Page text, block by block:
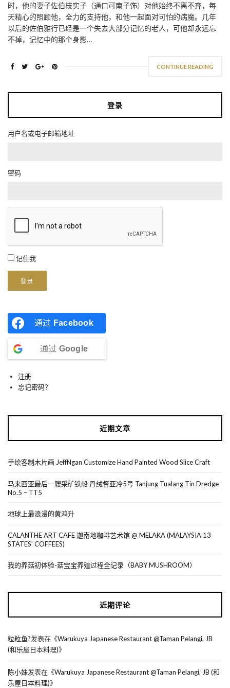
时，他的妻子佐伯枝实子（通口可南子饰）对他始终不离不弃，每
天精心的照顾他，全力的支持他，和他一起面对可怕的病魔。几年
以后的佐伯雅行已经是一个失去大部分记忆的老人，可他却永远忘
不掉，记忆中的那个身影…
CONTINUE READING
登录
用户名或电子邮箱地址
密码
记住我
登录
通过 Facebook
通过 Google
注册
忘记密码？
近期文章
手绘客制木片画 JeffNgan Customize Hand Painted Wood Slice Craft
马来西亚最后一艘采矿铁船 丹绒督亚冷5号 Tanjung Tualang Tin Dredge
No.5 – TT5
地球上最浪漫的黄鸿升
CALANTHE ART CAFE 迦南地咖啡艺术馆 @ MELAKA (MALAYSIA 13
STATES’ COFFEES)
我的养菇初体验-菇宝宝养殖过程全记录（BABY MUSHROOM）
近期评论
粒粒鱼?发表在《Warukuya Japanese Restaurant @Taman Pelangi, JB
(和乐屋日本料理)》
陈小妹发表在《Warukuya Japanese Restaurant @Taman Pelangi, JB (和
乐屋日本料理)》